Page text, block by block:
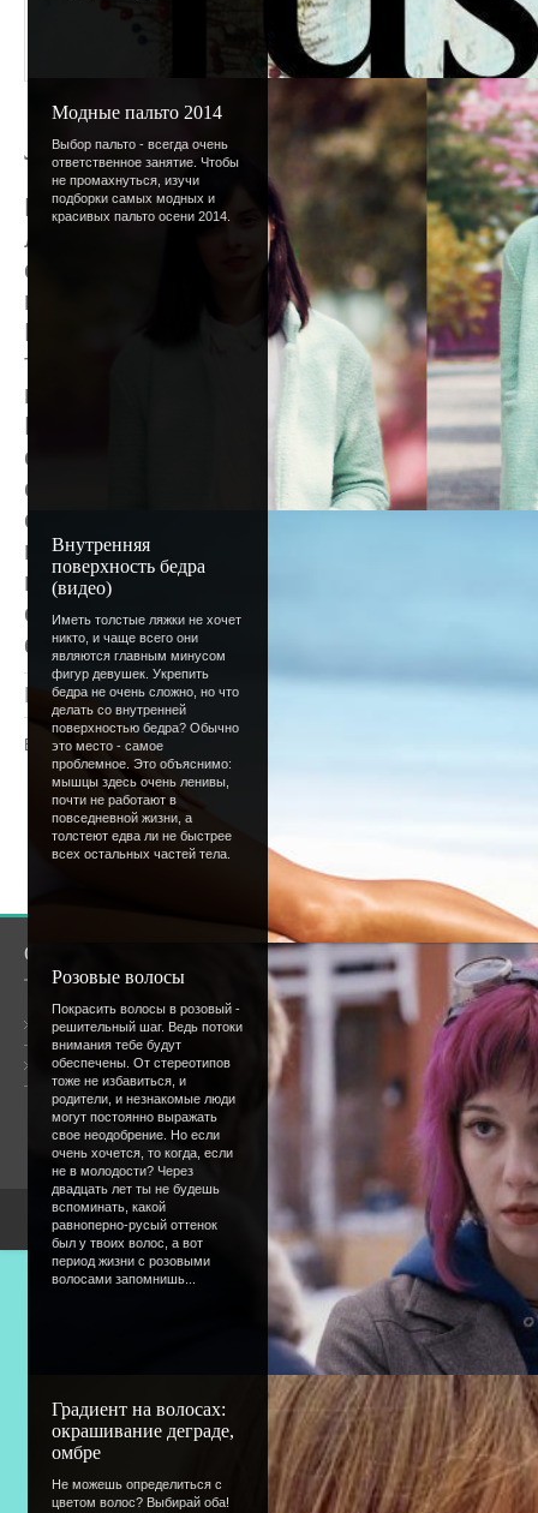
Модные пальто 2014
Выбор пальто - всегда очень
ответственное занятие. Чтобы
не промахнуться, изучи
подборки самых модных и
красивых пальто осени 2014.
Внутренняя
поверхность бедра
(видео)
Иметь толстые ляжки не хочет
никто, и чаще всего они
являются главным минусом
фигур девушек. Укрепить
бедра не очень сложно, но что
делать со внутренней
поверхностью бедра? Обычно
это место - самое
проблемное. Это объяснимо:
мышцы здесь очень ленивы,
почти не работают в
повседневной жизни, а
толстеют едва ли не быстрее
всех остальных частей тела.
Розовые волосы
Покрасить волосы в розовый -
решительный шаг. Ведь потоки
внимания тебе будут
обеспечены. От стереотипов
тоже не избавиться, и
родители, и незнакомые люди
могут постоянно выражать
свое неодобрение. Но если
очень хочется, то когда, если
не в молодости? Через
двадцать лет ты не будешь
вспоминать, какой
равноперно-русый оттенок
был у твоих волос, а вот
период жизни с розовыми
волосами запомнишь...
Градиент на волосах:
окрашивание деграде,
омбре
Не можешь определиться с
цветом волос? Выбирай оба!
Летняя пора
Мы ждали, мы готовились, мы верили
лето - сколько раз ни произнеси это
сладковато-кислый вкус все равно
воздухе, в планах.
Все, что так долго ожидалось, все, что
теперь здесь, с тобой. Чем не повод для
новых безбашенных выдумок?
Впереди - 92 дня, распорядится
сомневаемся - ты справишься. А чтобы
самые летние, самые солнечные советы
слово: в течение этого прекрасного
пополним, а возможно - с твоей
пожелания пиши в комментарии -
сразу писать статью - подробности в
форуме.:)
Просмотров: 1580 | Lettera|Рейтинг:
Всего комментариев
Добавлять комментарии могут
[Регистрация
О сайте
Общая информация
Форум
Сообщество
Онлайн всего:1
Гостей: 1
Пользователей:0
Copyright